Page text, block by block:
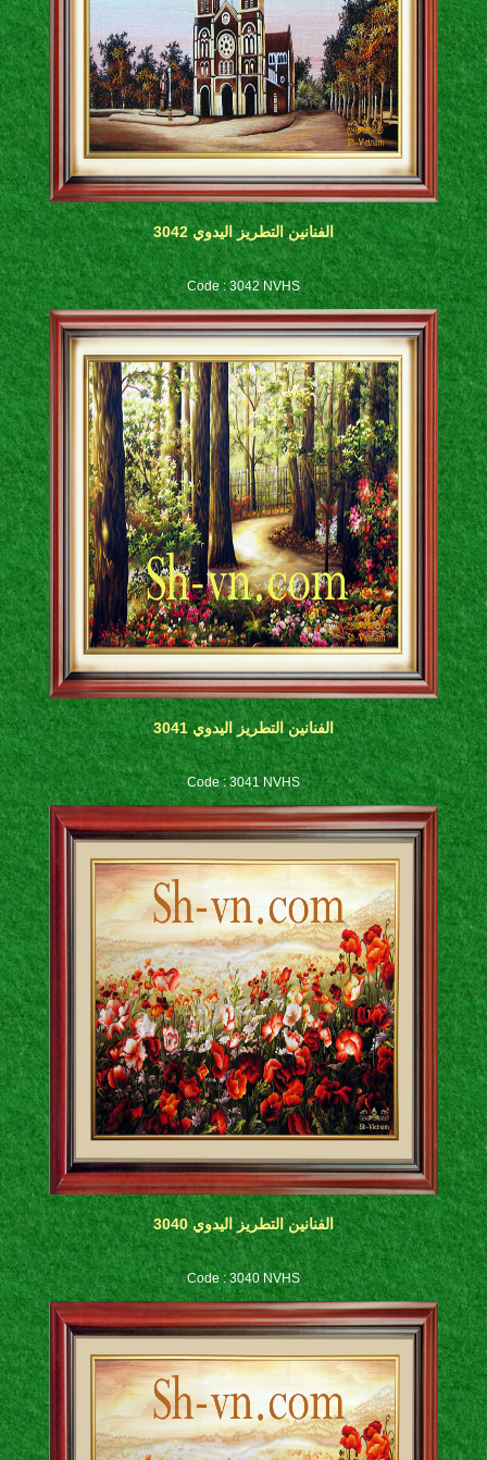
الفنانين التطريز اليدوي 3042
Code : 3042 NVHS
الفنانين التطريز اليدوي 3041
Code : 3041 NVHS
الفنانين التطريز اليدوي 3040
Code : 3040 NVHS